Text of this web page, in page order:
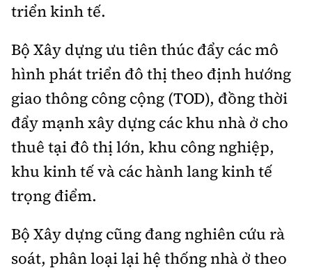
triển kinh tế.
Bộ Xây dựng ưu tiên thúc đẩy các mô
hình phát triển đô thị theo định hướng
giao thông công cộng (TOD), đồng thời
đẩy mạnh xây dựng các khu nhà ở cho
thuê tại đô thị lớn, khu công nghiệp,
khu kinh tế và các hành lang kinh tế
trọng điểm.
Bộ Xây dựng cũng đang nghiên cứu rà
soát, phân loại lại hệ thống nhà ở theo